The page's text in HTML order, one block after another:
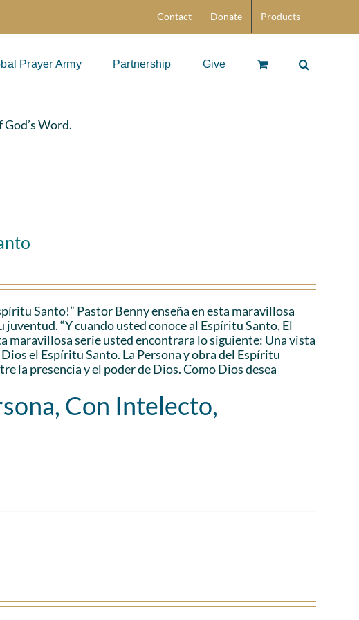
Contact Donate Products
Prayer Army Partnership Give
Word.
Santo!” Pastor Benny enseña en esta maravillosa
“Y cuando usted conoce al Espíritu Santo, El
maravillosa serie usted encontrara lo siguiente: Una vista
el Espíritu Santo. La Persona y obra del Espíritu
la presencia y el poder de Dios. Como Dios desea
Con Intelecto,